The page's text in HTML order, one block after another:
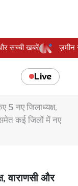
और सच्ची खबरें
Live
5 नए जिलाध्यक्ष,
कई जिलों में नए
वाराणसी और